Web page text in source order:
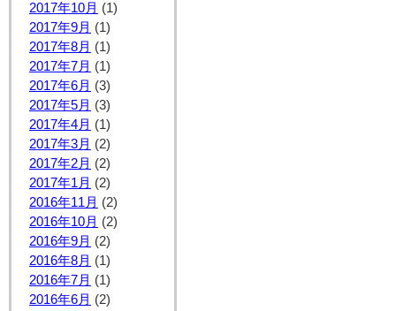
2017年10月 (1)
2017年9月 (1)
2017年8月 (1)
2017年7月 (1)
2017年6月 (3)
2017年5月 (3)
2017年4月 (1)
2017年3月 (2)
2017年2月 (2)
2017年1月 (2)
2016年11月 (2)
2016年10月 (2)
2016年9月 (2)
2016年8月 (1)
2016年7月 (1)
2016年6月 (2)